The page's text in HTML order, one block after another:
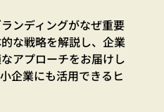
ンディングがなぜ重要
な戦略を解説し、企業
アプローチをお届けし
企業にも活用できるヒ